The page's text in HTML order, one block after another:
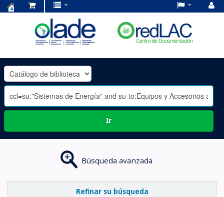
OLADE
-
Ir
Búsqueda avanzada
Refinar su búsqueda